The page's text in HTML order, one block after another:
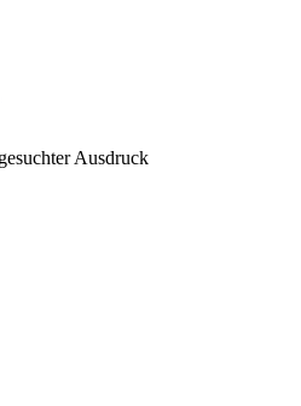
gesuchter Ausdruck